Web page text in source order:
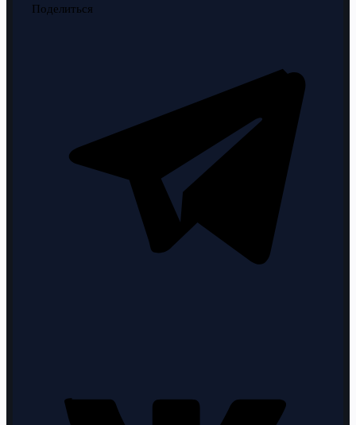
Поделиться